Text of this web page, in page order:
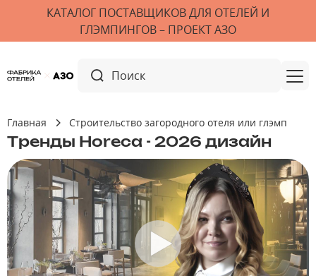
КАТАЛОГ ПОСТАВЩИКОВ ДЛЯ ОТЕЛЕЙ И
ГЛЭМПИНГОВ – ПРОЕКТ АЗО
Главная Строительство загородного отеля или глэмпинга
Тренды Horeca - 2026 дизайн